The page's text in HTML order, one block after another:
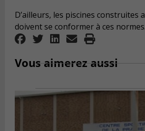
D’ailleurs, les piscines construites
doivent se conformer à ces normes.
Vous aimerez aussi